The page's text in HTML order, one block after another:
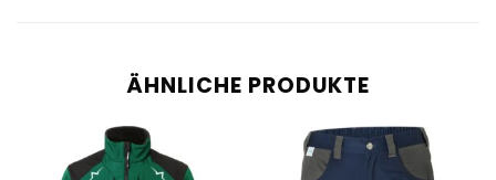
ÄHNLICHE PRODUKTE